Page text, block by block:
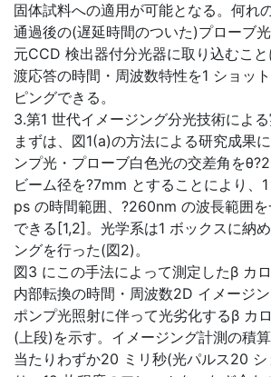
固体試料への適用が可能となる。何れ
通過後の(遅延時間のついた)プローブ
元CCD 検出器付分光器に取り込むこ
渡応答の時間・周波数特性を1 ショッ
ピングできる。
3.第1 世代イメージング分光技術によ
まずは、図1(a)の方法による研究成果
ンプ光・プローブ白色光の交差角を
ビーム径を?7mm とすることにより、
ps の時間範囲、?260nm の波長範囲
できる[1,2]。光学系は1 ボックスに納
ングを行った(図2)。
図3 にこの手法によって測定したβ カ
内部転換の時間・周波数2D イメージ
ポンプ光照射に伴って光劣化するβ カ
(上段)を示す。イメージング計測の積
当たりわずか20 ミリ秒(光パルス20